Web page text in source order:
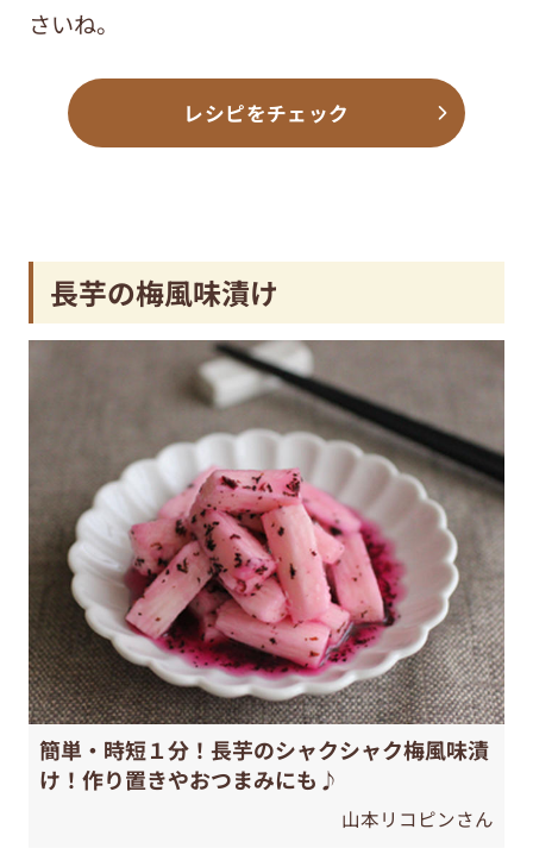
さいね。
レシピをチェック
長芋の梅風味漬け
簡単・時短１分！長芋のシャクシャク梅風味漬
け！作り置きやおつまみにも♪
山本リコピンさん